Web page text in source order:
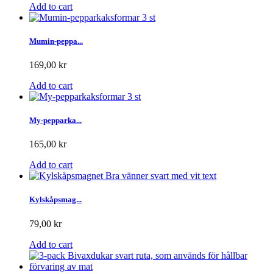
Add to cart
Mumin-peppa...
169,00 kr
Add to cart
My-pepparka...
165,00 kr
Add to cart
Kylskåpsmag...
79,00 kr
Add to cart